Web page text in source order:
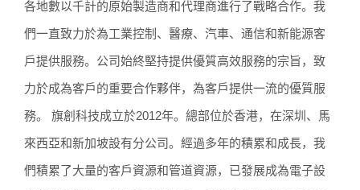
各地數以千計的原始製造商和代理商進行了戰略合作。我
們一直致力於為工業控制、醫療、汽車、通信和新能源客
戶提供服務。公司始終堅持提供優質高效服務的宗旨，致
力於成為客戶的重要合作夥伴，為客戶提供一流的優質服
務。 旗創科技成立於2012年。總部位於香港，在深圳、馬
來西亞和新加坡設有分公司。經過多年的積累和成長，我
們積累了大量的客戶資源和管道資源，已發展成為電子設